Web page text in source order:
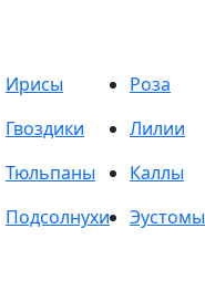
Ирисы
Роза
Гвоздики
Лилии
Тюльпаны
Каллы
Подсолнухи
Эустомы